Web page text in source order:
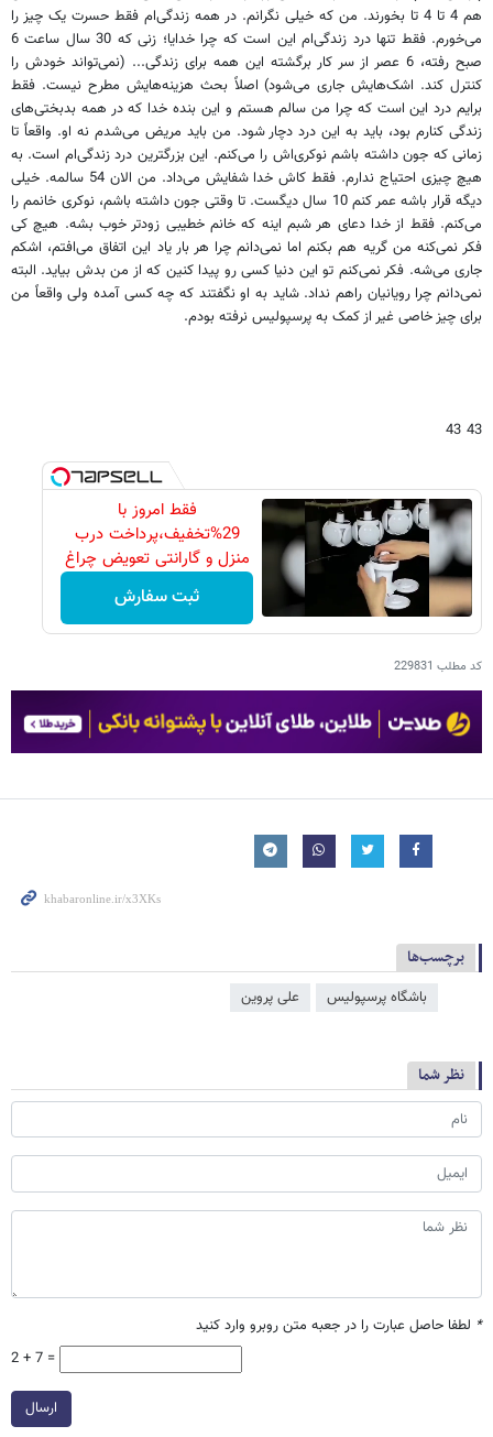
هم 4 تا 4 تا بخورند. من که خیلی نگرانم. در همه زندگی‌ام فقط حسرت یک چیز را
می‌خورم. فقط تنها درد زندگی‌ام این است که چرا خدایا‌‌؛ زنی که 30 سال ساعت 6
صبح رفته، 6 عصر از سر کار برگشته این همه برای زندگی... (‌نمی‌تواند خودش را
کنترل کند. اشک‌‌هایش جاری می‌شود) اصلاً بحث هزینه‌‌هایش مطرح نیست. فقط
برایم درد این است که چرا من سالم هستم و این بنده خدا که در همه بدبختی‌‌های
زندگی کنارم بود، باید به این درد دچار شود. من باید مریض می‌شدم نه او. واقعاً تا
زمانی که جون داشته باشم نوکری‌‌اش را می‌کنم. این بزرگترین درد زندگی‌ام است. به
هیچ چیزی احتیاج ندارم. فقط کاش خدا شفایش می‌داد. من الان 54 سالمه. خیلی
دیگه قرار باشه عمر کنم 10 سال دیگست. تا وقتی جون داشته باشم، نوکری خانمم را
می‌کنم. فقط از خدا دعای هر شبم اینه که خانم خطیبی زودتر خوب بشه. هیچ کی
فکر نمی‌کنه من گریه هم بکنم اما نمی‌دانم چرا هر بار یاد این اتفاق می‌افتم، اشکم
جاری می‌شه. فکر نمی‌کنم تو این دنیا کسی رو پیدا کنین که از من بدش بیاید. البته
نمی‌دانم چرا رویانیان راهم نداد. شاید به او نگفتند که چه کسی آمده ولی واقعاً من
برای چیز خاصی غیر از کمک به پرسپولیس نرفته بودم.
43 43
فقط امروز با
29%تخفیف،پرداخت درب
منزل و گارانتی تعویض چراغ
ثبت سفارش
کد مطلب 229831
برچسب‌ها
باشگاه پرسپولیس علی پروین
نظر شما
* لطفا حاصل عبارت را در جعبه متن روبرو وارد کنید
2 + 7 =
ارسال